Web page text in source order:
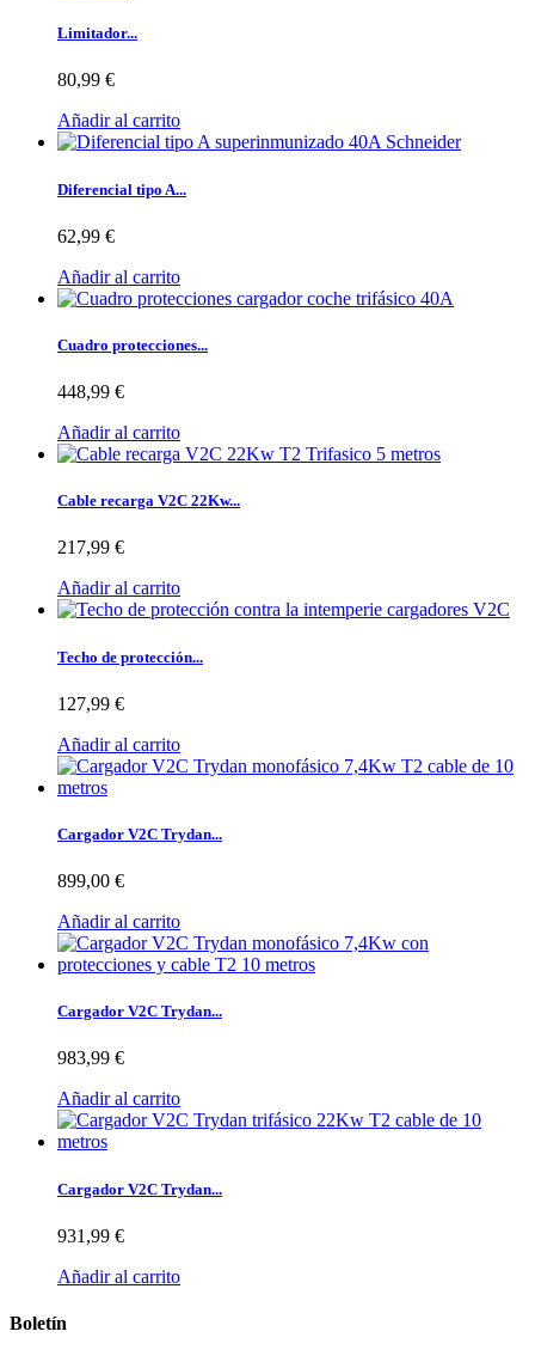
Limitador...
80,99 €
Añadir al carrito
Diferencial tipo A...
62,99 €
Añadir al carrito
Cuadro protecciones...
448,99 €
Añadir al carrito
Cable recarga V2C 22Kw...
217,99 €
Añadir al carrito
Techo de protección...
127,99 €
Añadir al carrito
Cargador V2C Trydan...
899,00 €
Añadir al carrito
Cargador V2C Trydan...
983,99 €
Añadir al carrito
Cargador V2C Trydan...
931,99 €
Añadir al carrito
Boletín